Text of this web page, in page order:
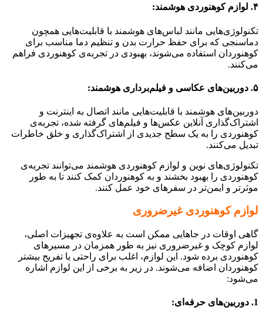
۴. لوازم کوهنوردی هوشمند:
تکنولوژی‌هایی مانند لباس‌های هوشمند با قابلیت‌هایی همچون
دماسنجی که برای حفظ حرارت بدن و تنظیم دما مناسب برای
کوهنوردان استفاده می‌شوند، بهبودی در تجربه‌ی کوهنوردی فراهم
می‌کنند.
۵. دوربین‌های عکاسی و فیلم‌برداری هوشمند:
دوربین‌های هوشمند با قابلیت‌هایی مانند اتصال به اینترنت و
اشتراک‌گذاری آنلاین عکس‌ها و فیلم‌های گرفته شده، تجربه‌ی
کوهنوردی را به یک سطح جدیدی از اشتراک‌گذاری و خلق خاطرات
تبدیل می‌کنند.
تکنولوژی‌های نوین و لوازم کوهنوردی هوشمند می‌توانند تجربه‌ی
کوهنوردی را بهبود بخشند و به کوهنوردان کمک کنند تا به طور
موثرتر و ایمن‌تر در سفرهای خود عمل کنند.
لوازم کوهنوردی غیرضروری
گاهی اوقات در جاهایی ممکن است به علاوه‌ی تجهیزات اصلی،
لوازم کوچک و غیرضروری نیز به طور همزمان در مسیرهای
کوهنوردی برده شود. این لوازم، اغلب برای راحتی یا تفریح بیشتر
کوهنوردان اضافه می‌شوند. در زیر به برخی از این لوازم اشاره
می‌شود:
1. دوربین‌های حرفه‌ای: